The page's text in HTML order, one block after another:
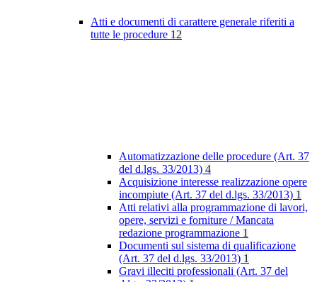
Atti e documenti di carattere generale riferiti a
tutte le procedure 12
Automatizzazione delle procedure (Art. 37
del d.lgs. 33/2013) 4
Acquisizione interesse realizzazione opere
incompiute (Art. 37 del d.lgs. 33/2013) 1
Atti relativi alla programmazione di lavori,
opere, servizi e forniture / Mancata
redazione programmazione 1
Documenti sul sistema di qualificazione
(Art. 37 del d.lgs. 33/2013) 1
Gravi illeciti professionali (Art. 37 del